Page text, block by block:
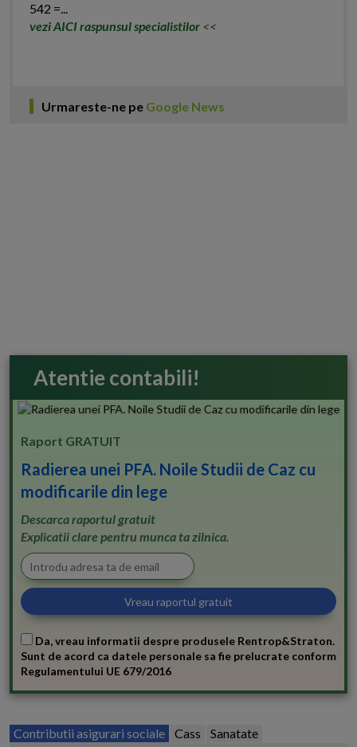
542 =...
vezi AICI raspunsul specialistilor <<
Urmareste-ne pe Google News
Atentie contabili!
Raport GRATUIT
Radierea unei PFA. Noile Studii de Caz cu
modificarile din lege
Descarca raportul gratuit
Explicatii clare pentru munca ta zilnica.
Da, vreau informatii despre produsele Rentrop&Straton.
Sunt de acord ca datele personale sa fie prelucrate conform
Regulamentului UE 679/2016
Contributii asigurari sociale Cass Sanatate